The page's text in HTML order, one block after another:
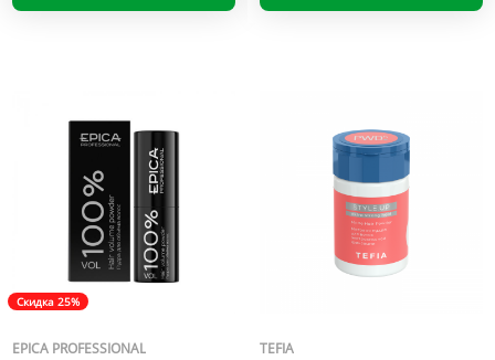
Скидка 25%
EPICA PROFESSIONAL TEFIA